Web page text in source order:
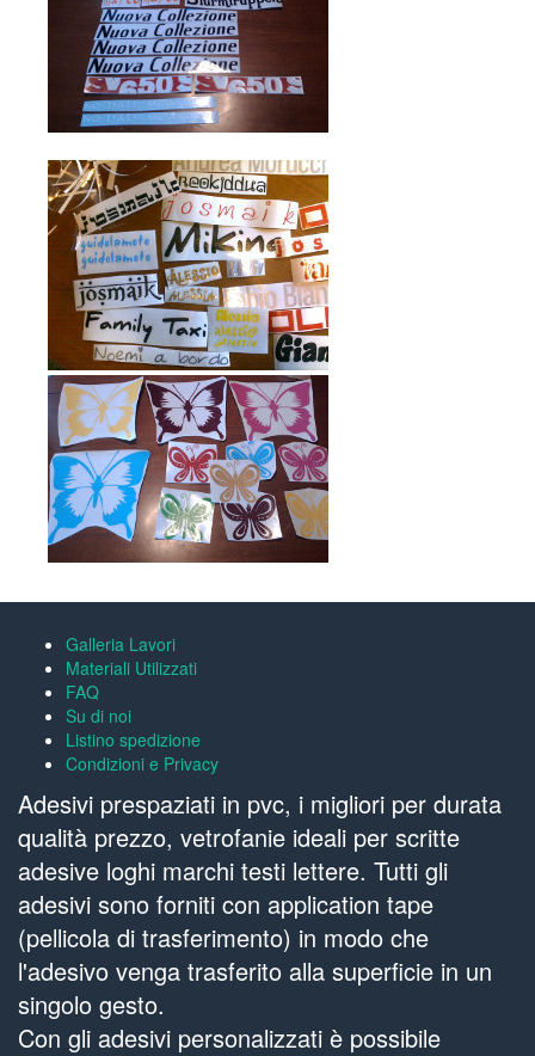
Galleria Lavori
Materiali Utilizzati
FAQ
Su di noi
Listino spedizione
Condizioni e Privacy
Adesivi prespaziati in pvc, i migliori per durata
qualità prezzo, vetrofanie ideali per scritte
adesive loghi marchi testi lettere. Tutti gli
adesivi sono forniti con application tape
(pellicola di trasferimento) in modo che
l'adesivo venga trasferito alla superficie in un
singolo gesto.
Con gli adesivi personalizzati è possibile